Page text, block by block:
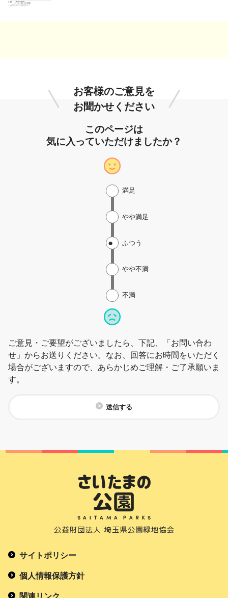
お客様のご意見を
お聞かせください
このページは
気に入っていただけましたか？
不満
やや不満
ふつう
やや満足
満足
ご意見・ご要望がございましたら、下記、「お問い合わ
せ」からお送りください。なお、回答にお時間をいただく
場合がございますので、あらかじめご理解・ご了承願いま
す。
送信する
サイトポリシー
個人情報保護方針